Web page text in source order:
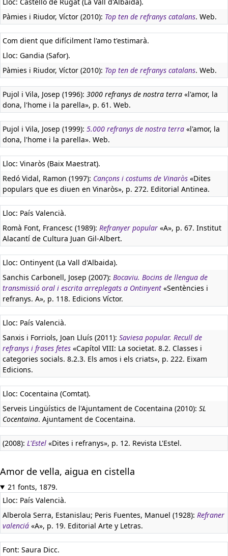
Pàmies i Riudor, Víctor (2010): Top ten de refranys catalans. Web.
Com dient que difícilment l'amo t'estimarà.
Lloc: Gandia (Safor).
Pàmies i Riudor, Víctor (2010): Top ten de refranys catalans. Web.
Pujol i Vila, Josep (1996): 3000 refranys de nostra terra «l'amor, la
dona, l'home i la parella», p. 61. Web.
Pujol i Vila, Josep (1999): 5.000 refranys de nostra terra «l'amor, la
dona, l'home i la parella». Web.
Lloc: Vinaròs (Baix Maestrat).
Redó Vidal, Ramon (1997): Cançons i costums de Vinaròs «Dites
populars que es diuen en Vinaròs», p. 272. Editorial Antinea.
Lloc: País Valencià.
Romà Font, Francesc (1989): Refranyer popular «A», p. 67. Institut
Alacantí de Cultura Juan Gil-Albert.
Lloc: Ontinyent (La Vall d'Albaida).
Sanchis Carbonell, Josep (2007): Bocaviu. Bocins de llengua de
transmissió oral i escrita arreplegats a Ontinyent «Sentències i
refranys. A», p. 118. Edicions Víctor.
Lloc: País Valencià.
Sanxis i Forriols, Joan Lluís (2011): Saviesa popular. Recull de
refranys i frases fetes «Capítol VIII: La societat. 8.2. Classes i
categories socials. 8.2.3. Els amos i els criats», p. 222. Eixam
Edicions.
Lloc: Cocentaina (Comtat).
Serveis Lingüístics de l'Ajuntament de Cocentaina (2010): SL
Cocentaina. Ajuntament de Cocentaina.
(2008): L'Estel «Dites i refranys», p. 12. Revista L'Estel.
Amor de vella, aigua en cistella
21 fonts, 1879.
Lloc: País Valencià.
Alberola Serra, Estanislau; Peris Fuentes, Manuel (1928): Refraner
valenciá «A», p. 19. Editorial Arte y Letras.
Font: Saura Dicc.